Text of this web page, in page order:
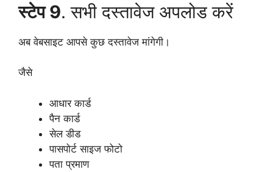
स्टेप 9. सभी दस्तावेज अपलोड करें
अब वेबसाइट आपसे कुछ दस्तावेज मांगेगी।
जैसे
आधार कार्ड
पैन कार्ड
सेल डीड
पासपोर्ट साइज फोटो
पता प्रमाण